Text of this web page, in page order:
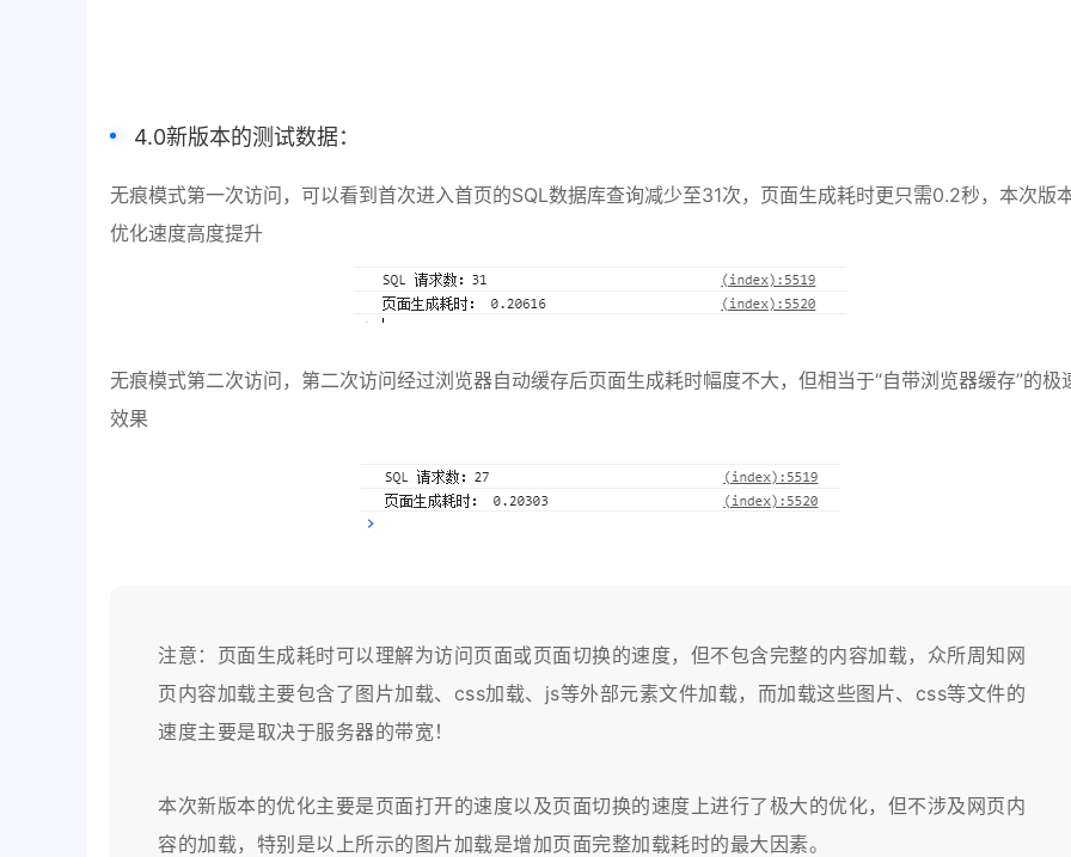
4.0新版本的测试数据：
无痕模式第一次访问，可以看到首次进入首页的SQL数据库查询减少至31次，页面生成耗时更只需0.2秒，本次版
优化速度高度提升
无痕模式第二次访问，第二次访问经过浏览器自动缓存后页面生成耗时幅度不大，但相当于“自带浏览器缓存”的极
效果
注意：页面生成耗时可以理解为访问页面或页面切换的速度，但不包含完整的内容加载，众所周知网
页内容加载主要包含了图片加载、css加载、js等外部元素文件加载，而加载这些图片、css等文件的
速度主要是取决于服务器的带宽！
本次新版本的优化主要是页面打开的速度以及页面切换的速度上进行了极大的优化，但不涉及网页内
容的加载，特别是以上所示的图片加载是增加页面完整加载耗时的最大因素。